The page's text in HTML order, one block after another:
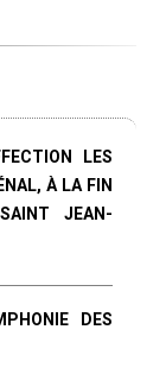
LES
À LA FIN
JEAN-
DES